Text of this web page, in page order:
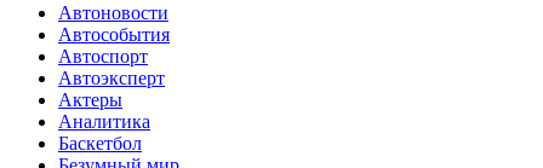
Автоновости
Автособытия
Автоспорт
Автоэксперт
Актеры
Аналитика
Баскетбол